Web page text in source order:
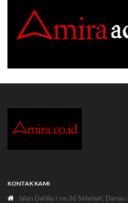
KONTAK KAMI
Jalan Dahlia I no.36 Selamat,